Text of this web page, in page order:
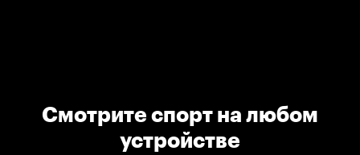
Смотрите спорт на любом
устройстве